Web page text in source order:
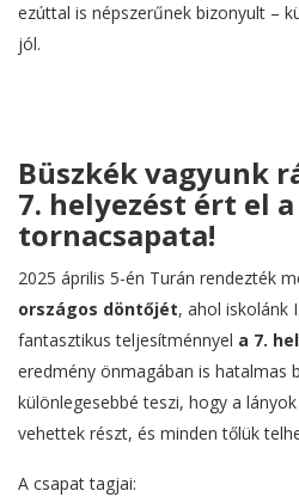
ezúttal is népszerűnek bizonyult –
jól.
Büszkék vagyunk
7. helyezést ért el
tornacsapata!
2025 április 5-én Turán rendezték
országos döntőjét, ahol iskolánk
fantasztikus teljesítménnyel a 7.
eredmény önmagában is hatalmas
különlegesebbé teszi, hogy a
vehettek részt, és minden tőlük
A csapat tagjai: